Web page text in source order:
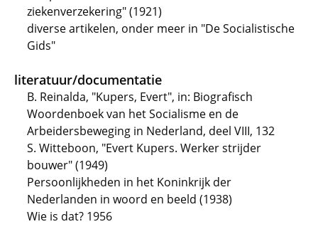
ziekenverzekering" (1921)
diverse artikelen, onder meer in "De Socialistische
Gids"
literatuur/documentatie
B. Reinalda, "Kupers, Evert", in: Biografisch
Woordenboek van het Socialisme en de
Arbeidersbeweging in Nederland, deel VIII, 132
S. Witteboon, "Evert Kupers. Werker strijder
bouwer" (1949)
Persoonlijkheden in het Koninkrijk der
Nederlanden in woord en beeld (1938)
Wie is dat? 1956